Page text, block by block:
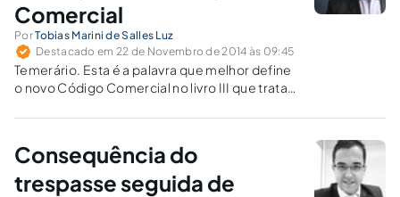
Comercial
PorTobias Marini de Salles Luz
Destacado em 22 de Novembro de 2014 às 09:45
Temerário. Esta é a palavra que melhor define
o novo Código Comercial no livro III que trata
legislativa ao agregar um capítulo dedicado ao
pesado fardo à agricultura.
Consequência do
trespasse seguida de